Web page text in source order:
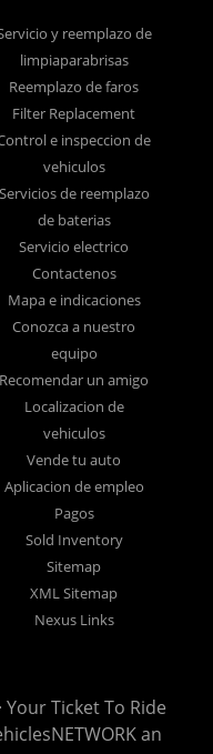
es el inventario de
ofrecemos automóviles
camionetas usadas,
PA y el
Ride, comprendemos su
para el automóvil
SUV usado o sedán
del préstamo de auto
fácil, pagos
necesita un préstamo
lugar correcto, si usted
vez en Lancaster PA,
PA, Lebanon PA, York
PA, Colonial Park PA,
PA o Pottstown PA con
su informe de crédito
como
y morosidades,
de autos usados ??de
en todo Pennsylvania,
??hoy en día con
iniciales bajos, pagos
y reemplazo de
limpiaparabrisas
Reemplazo de faros
Filter Replacement
e inspeccion de
vehiculos
Servicios de reemplazo
de baterias
Servicio electrico
Contactenos
Mapa e indicaciones
Conozca a nuestro
equipo
Recomendar un amigo
Localizacion de
vehiculos
Vende tu auto
Aplicacion de empleo
Pagos
Sold Inventory
Sitemap
XML Sitemap
Nexus Links
Your Ticket To Ride
an